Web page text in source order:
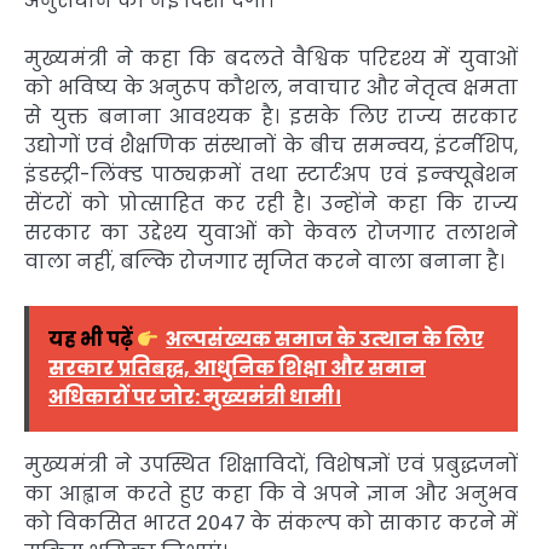
मुख्यमंत्री ने कहा कि बदलते वैश्विक परिदृश्य में युवाओं
को भविष्य के अनुरूप कौशल, नवाचार और नेतृत्व क्षमता
से युक्त बनाना आवश्यक है। इसके लिए राज्य सरकार
उद्योगों एवं शैक्षणिक संस्थानों के बीच समन्वय, इंटर्नशिप,
इंडस्ट्री-लिंक्ड पाठ्यक्रमों तथा स्टार्टअप एवं इन्क्यूबेशन
सेंटरों को प्रोत्साहित कर रही है। उन्होंने कहा कि राज्य
सरकार का उद्देश्य युवाओं को केवल रोजगार तलाशने
वाला नहीं, बल्कि रोजगार सृजित करने वाला बनाना है।
यह भी पढ़ें
अल्पसंख्यक समाज के उत्थान के लिए
सरकार प्रतिबद्ध, आधुनिक शिक्षा और समान
अधिकारों पर जोर: मुख्यमंत्री धामी।
मुख्यमंत्री ने उपस्थित शिक्षाविदों, विशेषज्ञों एवं प्रबुद्धजनों
का आह्वान करते हुए कहा कि वे अपने ज्ञान और अनुभव
को विकसित भारत 2047 के संकल्प को साकार करने में